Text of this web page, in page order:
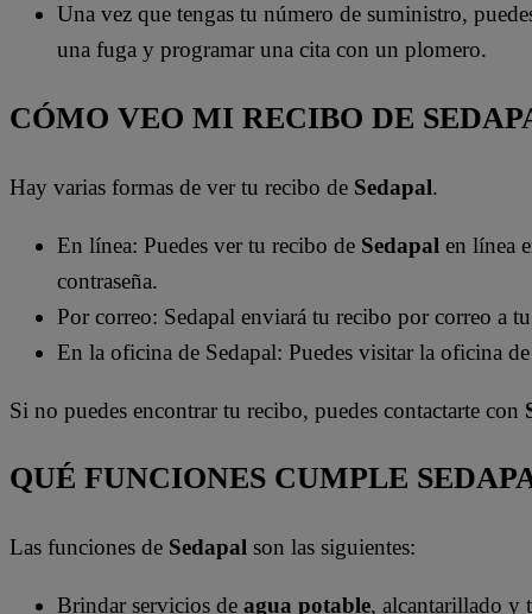
Una vez que tengas tu número de suministro,
una fuga y programar una cita con un plomero.
CÓMO VEO MI RECIBO DE
Hay varias formas de ver tu recibo de Sedapal.
En línea: Puedes ver tu recibo de Sedapal en línea
contraseña.
Por correo: Sedapal enviará tu recibo por correo a
En la oficina de Sedapal: Puedes visitar la oficina
Si no puedes encontrar tu recibo, puedes contactarte con
QUÉ FUNCIONES CUMPLE
Las funciones de Sedapal son las siguientes:
Brindar servicios de agua potable, alcantarillado y